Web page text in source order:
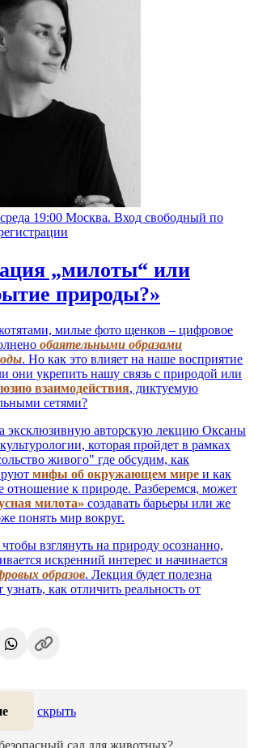
среда 19:00 Москва. Вход свободный по
„милоты“ или
природы?»
милые фото щенков – цифровое
обаятельными образами
. Но как это влияет на наше восприятие
они укрепить нашу связь с природой или
взаимодействия, диктуемую
сетями?
эксклюзивную авторскую лекцию Оксаны
которая пройдет в рамках
живого" где обсудим, как
мифы об окружающем мире и как
отношение к природе. Разберемся, может
милота» создавать барьеры или же
понять мир вокруг.
взглянуть на природу осознанно,
искренний интерес и начинается
образов. Лекция будет полезна
как отличить реальность от
скрыть
сад для животных?